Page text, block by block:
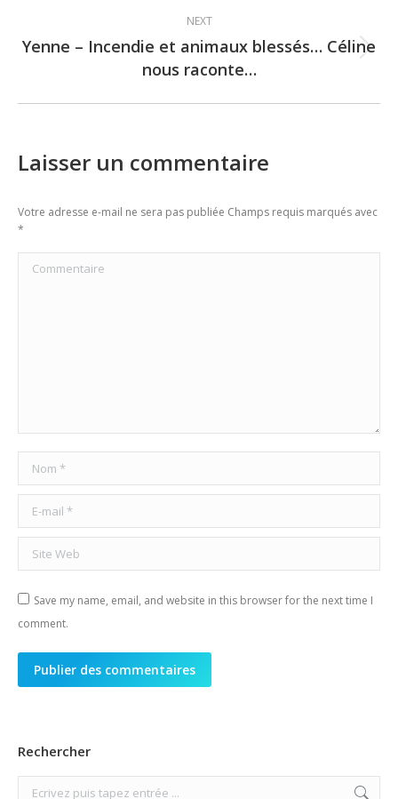
NEXT
Next
post:
Yenne – Incendie et animaux blessés… Céline
nous raconte…
Laisser un commentaire
Votre adresse e-mail ne sera pas publiée Champs requis marqués avec
*
Commentaire
Nom *
E-mail *
Site Web
Save my name, email, and website in this browser for the next time I
comment.
Publier des commentaires
Rechercher
Search: